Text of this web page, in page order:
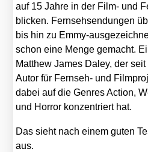
auf 15 Jah­re in der Film- und
bli­cken. Fern­seh­sen­dun­gen
bis hin zu Emmy-
schon eine Men­ge gemacht.
Matthew James Daley, der
Autor für Fern­seh- und
dabei auf die Gen­res Action,
und Hor­ror kon­zen­triert hat.
Das sieht nach einem guten
aus.